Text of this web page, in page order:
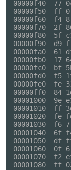
00000f40
00000f50  ff
00000f60
00000f70
00000f80
00000f90
00000fa0
00000fb0
00000fc0
00000fd0
00000fe0
00000ff0
00001000
00001010
00001020
00001030
00001040
00001050
00001060
00001070
00001080